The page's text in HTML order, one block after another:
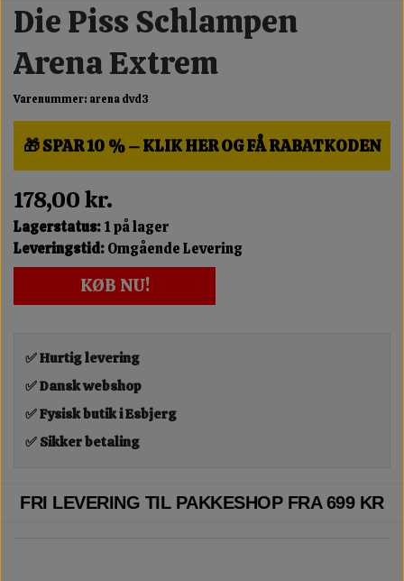
Die Piss Schlampen
Arena Extrem
Varenummer: arena dvd3
🎁 SPAR 10 % – KLIK HER OG FÅ RABATKODEN
178,00 kr.
Lagerstatus:1 på lager
Leveringstid:Omgående Levering
KØB NU!
✅ Hurtig levering
✅ Dansk webshop
✅ Fysisk butik i Esbjerg
✅ Sikker betaling
FRI LEVERING TIL PAKKESHOP FRA 699 KR